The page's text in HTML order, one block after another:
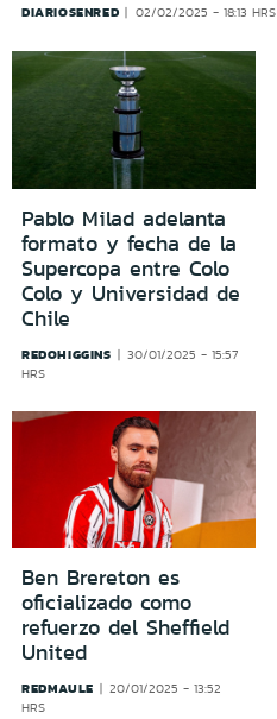
DIARIOSENRED 02/02/2025 - 18:13 HRS
Pablo Milad adelanta
formato y fecha de la
Supercopa entre Colo
Colo y Universidad de
Chile
REDOHIGGINS
30/01/2025 - 15:57
HRS
Ben Brereton es
oficializado como
refuerzo del Sheffield
United
REDMAULE
20/01/2025 - 13:52
HRS